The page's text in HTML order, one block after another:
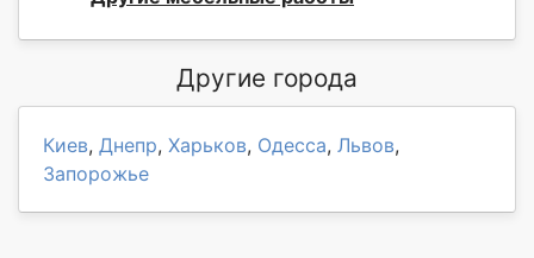
Другие города
Киев, Днепр, Харьков, Одесса, Львов,
Запорожье